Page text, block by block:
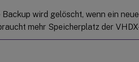
wird gelöscht, wenn ein
mehr Speicherplatz der